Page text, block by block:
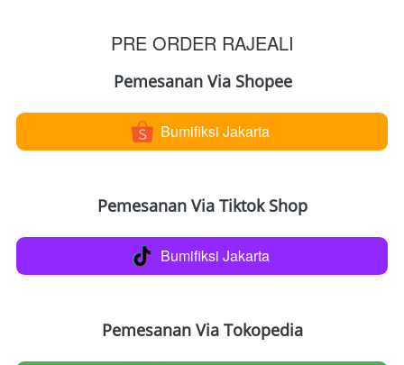
PRE ORDER RAJEALI
Pemesanan Via Shopee
` Bumifiksi Jakarta
Pemesanan Via Tiktok Shop
` Bumifiksi Jakarta
Pemesanan Via Tokopedia